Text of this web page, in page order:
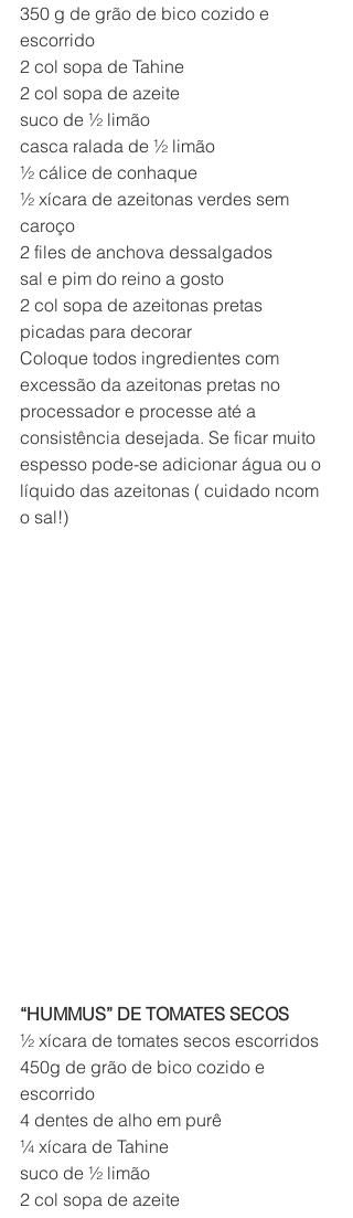
350 g de grão de bico cozido e
escorrido
2 col sopa de Tahine
2 col sopa de azeite
suco de ½ limão
casca ralada de ½ limão
½ cálice de conhaque
½ xícara de azeitonas verdes sem
caroço
2 files de anchova dessalgados
sal e pim do reino a gosto
2 col sopa de azeitonas pretas
picadas para decorar
Coloque todos ingredientes com
excessão da azeitonas pretas no
processador e processe até a
consistência desejada. Se ficar muito
espesso pode-se adicionar água ou o
líquido das azeitonas ( cuidado ncom
o sal!)
“HUMMUS” DE TOMATES SECOS
½ xícara de tomates secos escorridos
450g de grão de bico cozido e
escorrido
4 dentes de alho em purê
¼ xícara de Tahine
suco de ½ limão
2 col sopa de azeite